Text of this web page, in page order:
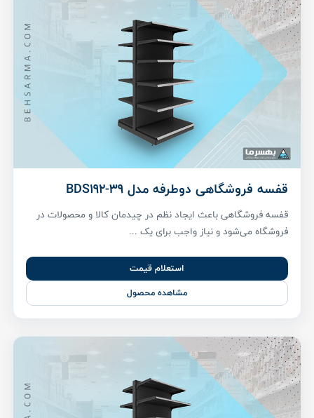
قفسه فروشگاهی دوطرفه مدل BDS192-39
قفسه فروشگاهی باعث ایجاد نظم در چیدمان کالا و محصولات در
فروشگاه می‌شود و نیاز واجب برای یک ...
استعلام قیمت
مشاهده محصول